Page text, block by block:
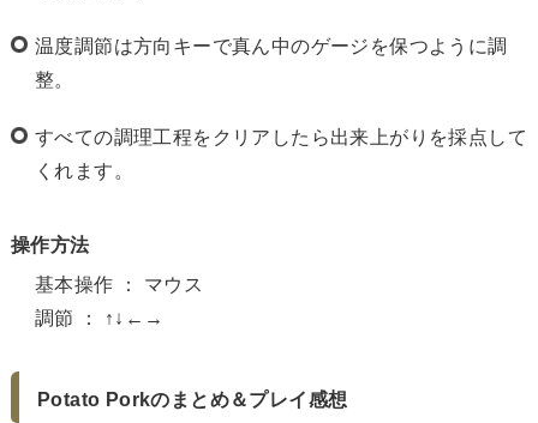
温度調節は方向キーで真ん中のゲージを保つように調
整。
すべての調理工程をクリアしたら出来上がりを採点して
くれます。
操作方法
基本操作 ： マウス
調節 ： ↑↓←→
Potato Porkのまとめ＆プレイ感想